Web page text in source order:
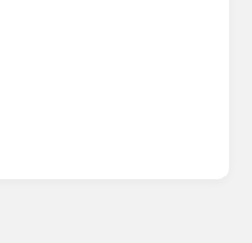
на текущем